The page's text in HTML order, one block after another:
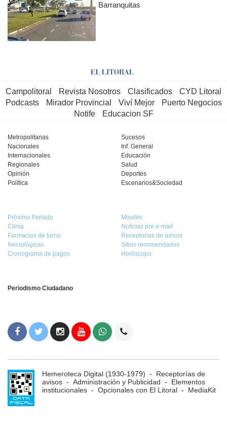
Barranquitas
Campolitoral Revista Nosotros Clasificados
CYD Litoral
Podcasts
Mirador Provincial Viví Mejor
Puerto Negocios
Notife
Educacion SF
Metropolitanas
Nacionales
Internacionales
Regionales
Opinión
Política
Sucesos
Inf. General
Educación
Salud
Deportes
Escenarios&Sociedad
Próximo Feriado
Clima
Farmacias de turno
Necrológicas
Cronograma de pagos
Móviles
Noticias por e-mail
Receptorias de avisos
Sitios recomendados
Horóscopo
Periodismo Ciudadano
Hemeroteca Digital (1930-1979) - Receptorías de
avisos - Administración y Publicidad - Elementos
institucionales - Opcionales con El Litoral - MediaKit